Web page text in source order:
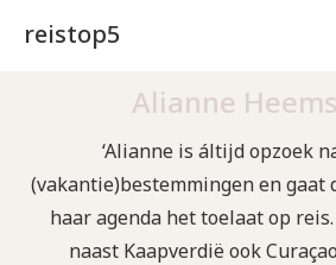
reistop5
Alianne
‘Alianne is áltijd opzoek
(vakantie)bestemmingen en gaat
haar agenda het toelaat op
naast Kaapverdië ook